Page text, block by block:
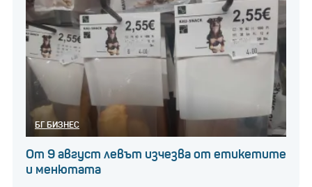
БГ БИЗНЕС
От 9 август левът изчезва от етикетите
и менютата